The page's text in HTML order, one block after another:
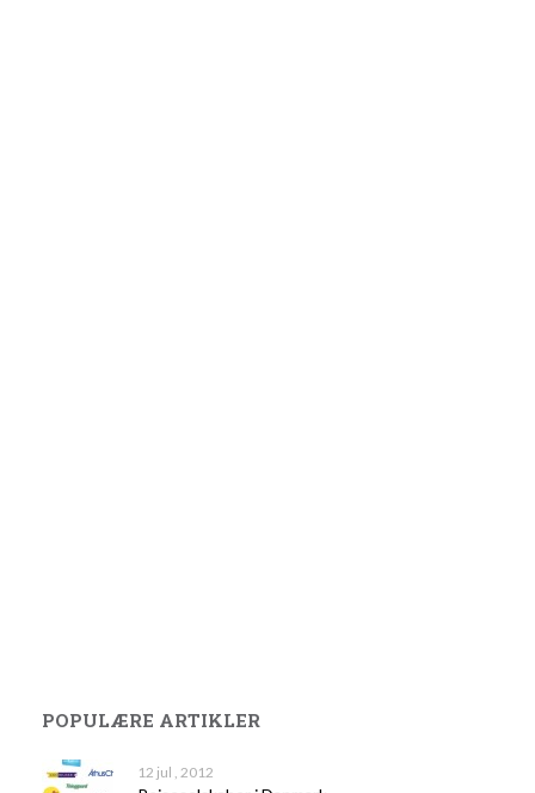
POPULÆRE ARTIKLER
12 jul , 2012